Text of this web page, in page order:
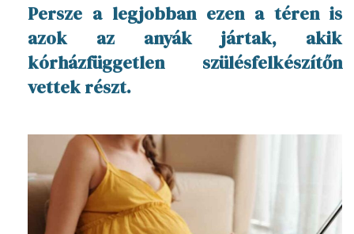
Persze a legjobban ezen a téren is
azok az anyák jártak, akik
kórházfüggetlen szülésfelkészítőn
vettek részt.